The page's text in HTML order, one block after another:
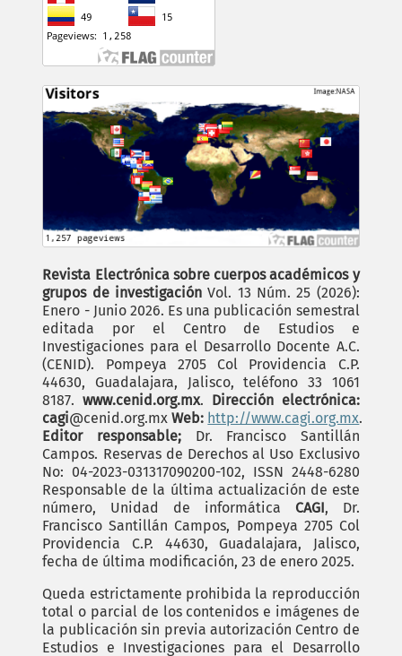
Revista Electrónica sobre cuerpos académicos y
grupos de investigación Vol. 13 Núm. 25 (2026):
Enero - Junio 2026. Es una publicación semestral
editada por el Centro de Estudios e
Investigaciones para el Desarrollo Docente A.C.
(CENID). Pompeya 2705 Col Providencia C.P.
44630, Guadalajara, Jalisco, teléfono 33 1061
8187.www.cenid.org.mx. Dirección electrónica:
cagi@cenid.org.mxWeb: http://www.cagi.org.mx.
Editor responsable;Dr. Francisco Santillán
Campos. Reservas de Derechos al Uso Exclusivo
No: 04-2023-031317090200-102, ISSN 2448-6280
Responsable de la última actualización de este
número, Unidad de informática CAGI, Dr.
Francisco Santillán Campos, Pompeya 2705 Col
Providencia C.P. 44630, Guadalajara, Jalisco,
fecha de última modificación, 23 de enero 2025.
Queda estrictamente prohibida la reproducción
total o parcial de los contenidos e imágenes de
la publicación sin previa autorización Centro de
Estudios e Investigaciones para el Desarrollo